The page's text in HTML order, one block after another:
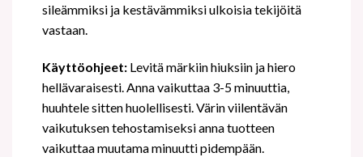
sileämmiksi ja kestävämmiksi ulkoisia tekijöitä
vastaan.
Käyttöohjeet:Levitä märkiin hiuksiin ja hiero
hellävaraisesti. Anna vaikuttaa 3-5 minuuttia,
huuhtele sitten huolellisesti. Värin viilentävän
vaikutuksen tehostamiseksi anna tuotteen
vaikuttaa muutama minuutti pidempään.